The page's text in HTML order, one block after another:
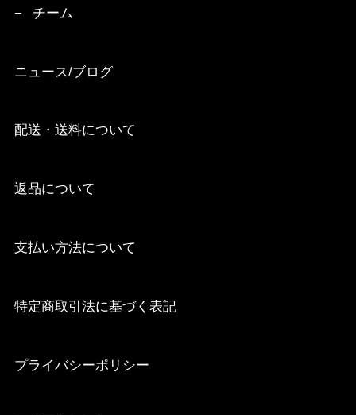
チーム
ニュース/ブログ
配送・送料について
返品について
支払い方法について
特定商取引法に基づく表記
プライバシーポリシー